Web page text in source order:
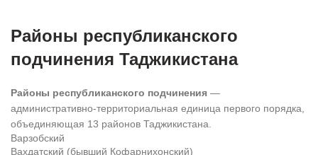
Районы республиканского
подчинения Таджикистана
Районы республиканского подчинения —
административно-территориальная единица первого порядка,
объединяющая 13 районов Таджикистана.
Варзобский
Вахдатский (бывший Кофарнихонский)